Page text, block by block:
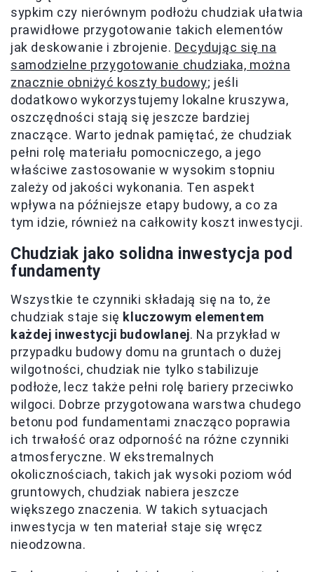
sypkim czy nierównym podłożu chudziak ułatwia
prawidłowe przygotowanie takich elementów
jak deskowanie i zbrojenie. Decydując się na
samodzielne przygotowanie chudziaka, można
znacznie obniżyć koszty budowy; jeśli
dodatkowo wykorzystujemy lokalne kruszywa,
oszczędności stają się jeszcze bardziej
znaczące. Warto jednak pamiętać, że chudziak
pełni rolę materiału pomocniczego, a jego
właściwe zastosowanie w wysokim stopniu
zależy od jakości wykonania. Ten aspekt
wpływa na późniejsze etapy budowy, a co za
tym idzie, również na całkowity koszt inwestycji.
Chudziak jako solidna inwestycja pod
fundamenty
Wszystkie te czynniki składają się na to, że
chudziak staje się kluczowym elementem
każdej inwestycji budowlanej. Na przykład w
przypadku budowy domu na gruntach o dużej
wilgotności, chudziak nie tylko stabilizuje
podłoże, lecz także pełni rolę bariery przeciwko
wilgoci. Dobrze przygotowana warstwa chudego
betonu pod fundamentami znacząco poprawia
ich trwałość oraz odporność na różne czynniki
atmosferyczne. W ekstremalnych
okolicznościach, takich jak wysoki poziom wód
gruntowych, chudziak nabiera jeszcze
większego znaczenia. W takich sytuacjach
inwestycja w ten materiał staje się wręcz
nieodzowna.